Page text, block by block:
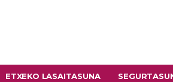
ETXEKO LASAITASUNA